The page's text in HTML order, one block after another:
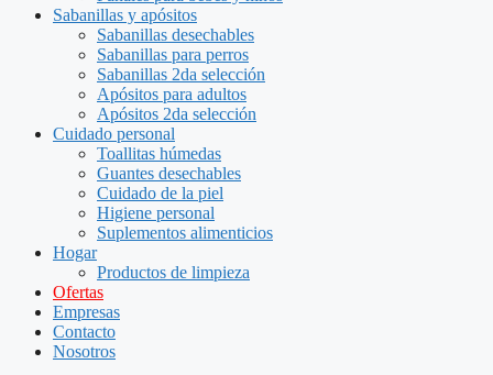
Sabanillas y apósitos
Sabanillas desechables
Sabanillas para perros
Sabanillas 2da selección
Apósitos para adultos
Apósitos 2da selección
Cuidado personal
Toallitas húmedas
Guantes desechables
Cuidado de la piel
Higiene personal
Suplementos alimenticios
Hogar
Productos de limpieza
Ofertas
Empresas
Contacto
Nosotros